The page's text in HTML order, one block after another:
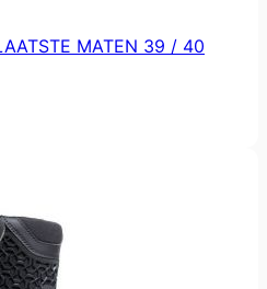
MATEN 39 / 40